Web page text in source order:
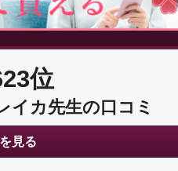
位
イカ先生の口コミ
見る